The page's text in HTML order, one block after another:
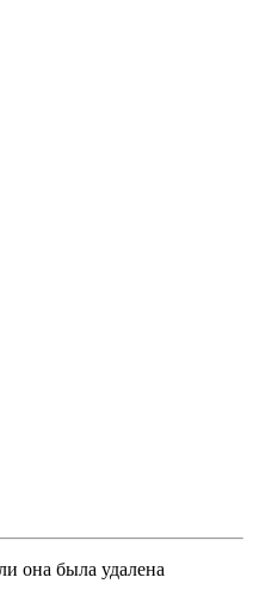
она была удалена